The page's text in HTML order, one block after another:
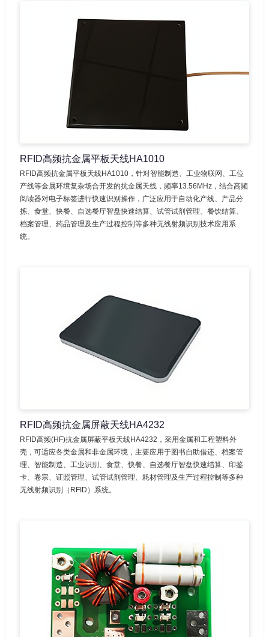
RFID高频抗金属平板天线HA1010
RFID高频抗金属平板天线HA1010，针对智能制造、工业物联网、工位
产线等金属环境复杂场合开发的抗金属天线，频率13.56MHz，结合高频
阅读器对电子标签进行快速识别操作，广泛应用于自动化产线、产品分
拣、食堂、快餐、自选餐厅智盘快速结算、试管试剂管理、餐饮结算、
档案管理、药品管理及生产过程控制等多种无线射频识别技术应用系
统。
RFID高频抗金属屏蔽天线HA4232
RFID高频(HF)抗金属屏蔽平板天线HA4232，采用金属和工程塑料外
壳，可适应各类金属和非金属环境，主要应用于图书自助借还、档案管
理、智能制造、工业识别、食堂、快餐、自选餐厅智盘快速结算、印鉴
卡、卷宗、证照管理、试管试剂管理、耗材管理及生产过程控制等多种
无线射频识别（RFID）系统。